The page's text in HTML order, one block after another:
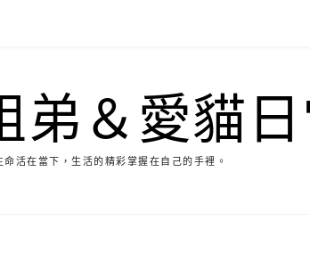
弟＆愛貓
命活在當下，生活的精彩掌握在自己的手裡。